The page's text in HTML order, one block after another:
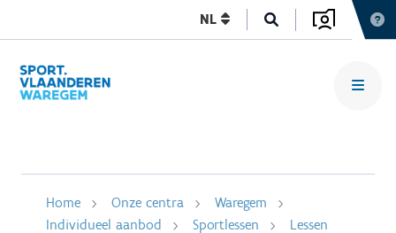
NL
Home Onze centra
Waregem
Individueel aanbod
Sportlessen
Lessen